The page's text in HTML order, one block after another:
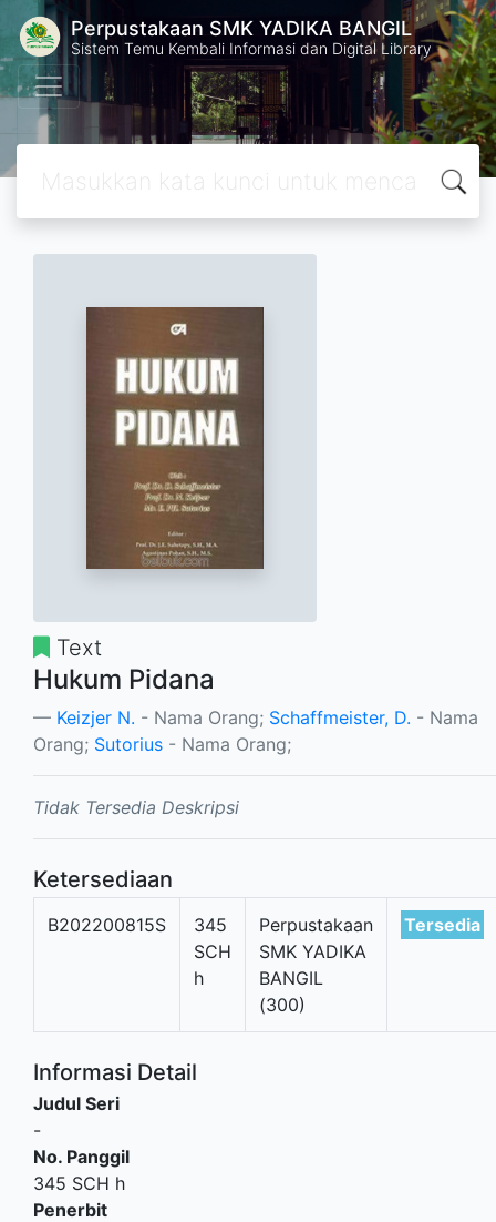
Perpustakaan SMK YADIKA BANGIL
Sistem Temu Kembali Informasi dan Digital Library
Text
Hukum Pidana
Keizjer N. - Nama Orang; Schaffmeister, D. - Nama
Orang; Sutorius - Nama Orang;
Tidak Tersedia Deskripsi
Ketersediaan
B202200815S
345
SCH
h
Perpustakaan
SMK YADIKA
BANGIL
(300)
Tersedia
Informasi Detail
Judul Seri
-
No. Panggil
345 SCH h
Penerbit